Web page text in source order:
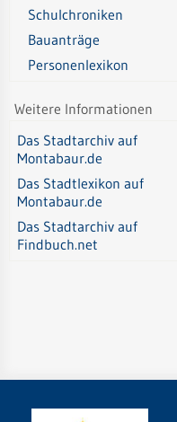
Schulchroniken
Bauanträge
Personenlexikon
Weitere Informationen
Das Stadtarchiv auf
Montabaur.de
Das Stadtlexikon auf
Montabaur.de
Das Stadtarchiv auf
Findbuch.net